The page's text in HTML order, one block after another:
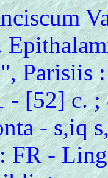
",
- [52] c.
- s,iq
FR -